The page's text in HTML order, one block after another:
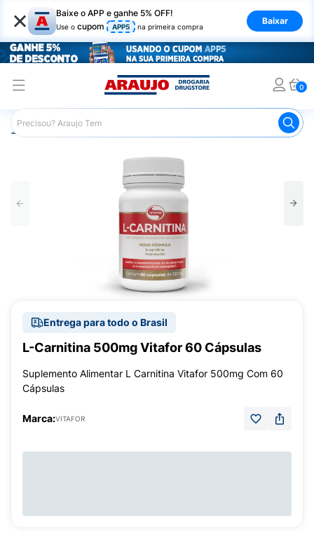
× Baixe o APP e ganhe 5% OFF!
Use o cupom APP5 na primeira compra
Baixar
0
Araujo Nutrição Saudável Suplementos Esportivos
Entrega para todo o Brasil
L-Carnitina 500mg Vitafor 60 Cápsulas
Suplemento Alimentar L Carnitina Vitafor 500mg Com 60
Cápsulas
Marca:VITAFOR